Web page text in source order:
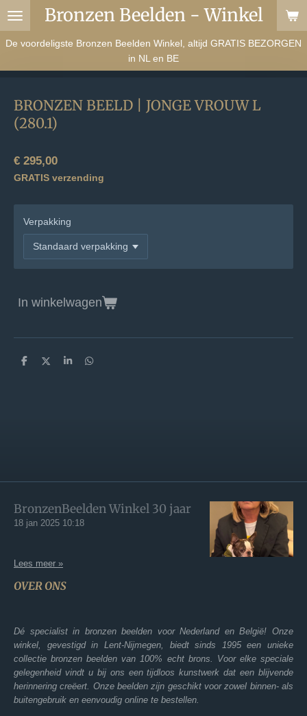
Ga
direct
naar
hoofdinhoud
Bronzen Beelden - Winkel
De voordeligste Bronzen Beelden Winkel, altijd GRATIS BEZORGEN
in NL en BE
BRONZEN BEELD | JONGE VROUW L
(280.1)
€ 295,00
GRATIS verzending
Verpakking
In winkelwagen
D
D
S
D
BronzenBeelden Winkel 30 jaar
18 jan 2025 10:18
Lees meer »
OVER ONS
Dé specialist in bronzen beelden voor Nederland en België! Onze
winkel, gevestigd in Lent-Nijmegen, biedt sinds 1995 een unieke
collectie bronzen beelden van 100% echt brons. Voor elke speciale
gelegenheid vindt u bij ons een tijdloos kunstwerk dat een blijvende
herinnering creëert. Onze beelden zijn geschikt voor zowel binnen- als
buitengebruik en eenvoudig online te bestellen.